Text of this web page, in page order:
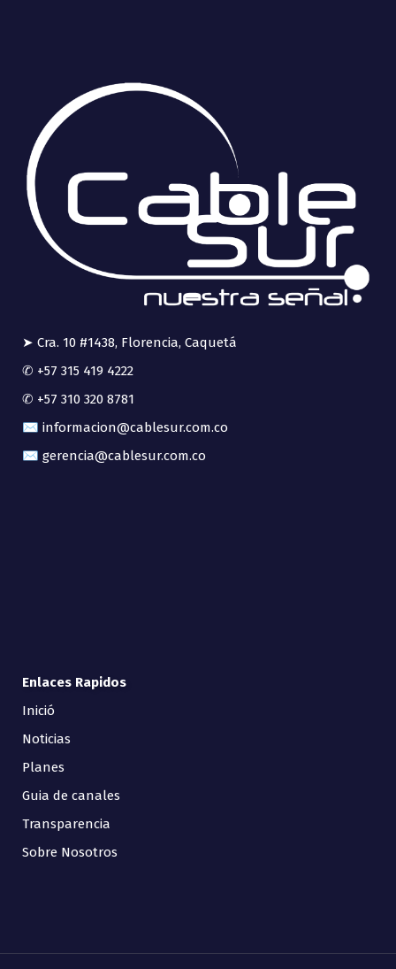
➤ Cra. 10 #1438, Florencia, Caquetá
✆ +57 315 419 4222
✆ +57 310 320 8781
✉ informacion@cablesur.com.co
✉ gerencia@cablesur.com.co
Enlaces Rapidos
Inició
Noticias
Planes
Guia de canales
Transparencia
Sobre Nosotros